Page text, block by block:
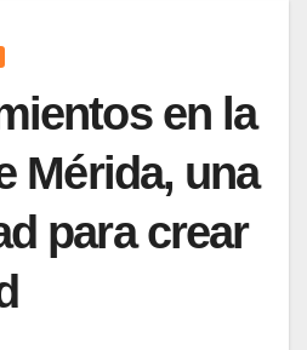
en la
Mérida, una
para crear